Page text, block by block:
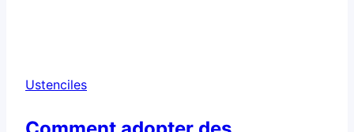
Ustenciles